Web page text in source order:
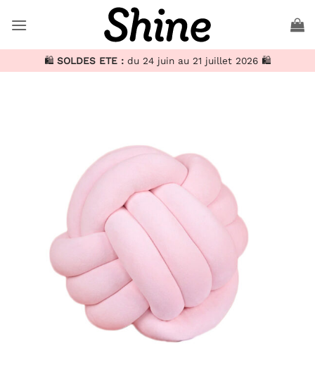
au
🛍️ SOLDES ETE : du 24 juin au 21 juillet 2026 🛍️